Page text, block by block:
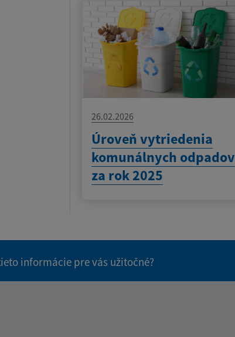
26.02.2026
Úroveň vytriedenia
komunálnych odpadov
za rok 2025
informácie pre vás užitočné?